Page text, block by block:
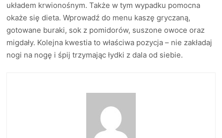
układem krwionośnym. Także w tym wypadku pomocna
okaże się dieta. Wprowadź do menu kaszę gryczaną,
gotowane buraki, sok z pomidorów, suszone owoce oraz
migdały. Kolejna kwestia to właściwa pozycja – nie zakładaj
nogi na nogę i śpij trzymając łydki z dala od siebie.